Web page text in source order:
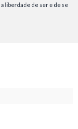
liberdade de ser e de se